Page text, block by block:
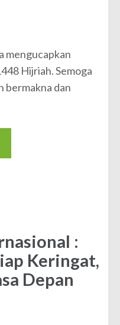
mengucapkan
Hijriah. Semoga
bermakna dan
:
Keringat,
Depan